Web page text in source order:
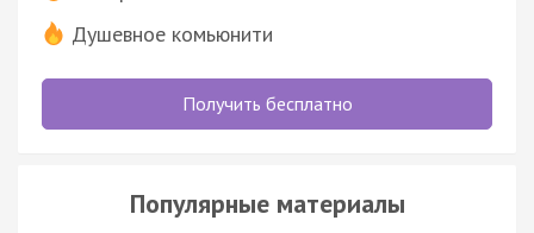
Душевное комьюнити
Получить бесплатно
Популярные материалы